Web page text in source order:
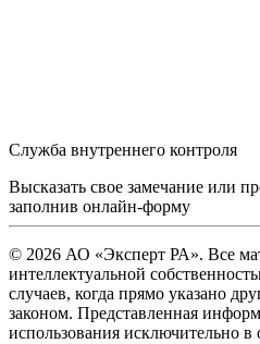
Служба внутреннего контроля
Высказать свое замечание или
заполнив онлайн-форму
© 2026 АО «Эксперт РА». Все
интеллектуальной
случаев, когда прямо указано
законом. Представленная
использования исключительно в